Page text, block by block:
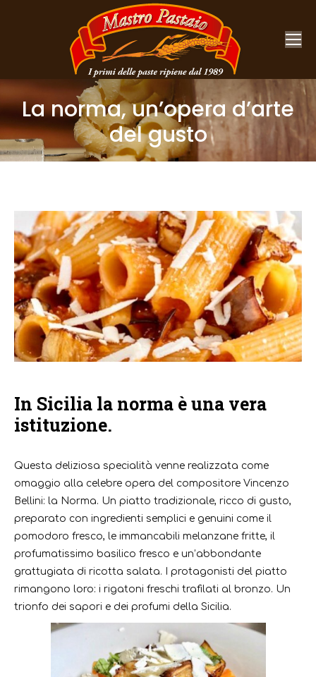
La norma, un’opera d’arte
del gusto
You are here:
In Sicilia la norma è una vera
istituzione.
Questa deliziosa specialità venne realizzata come
omaggio alla celebre opera del compositore Vincenzo
Bellini: la Norma. Un piatto tradizionale, ricco di gusto,
preparato con ingredienti semplici e genuini come il
pomodoro fresco, le immancabili melanzane fritte, il
profumatissimo basilico fresco e un’abbondante
grattugiata di ricotta salata. I protagonisti del piatto
rimangono loro: i rigatoni freschi trafilati al bronzo. Un
trionfo dei sapori e dei profumi della Sicilia.